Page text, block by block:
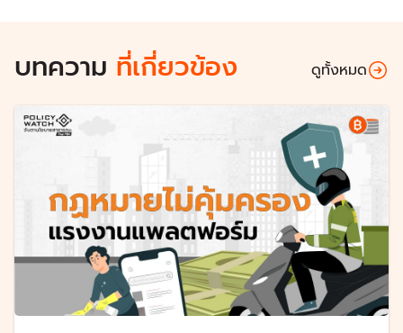
บทความ ที่เกี่ยวข้อง ดูทั้งหมด